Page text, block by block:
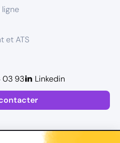
et ATS
03 93 Linkedin